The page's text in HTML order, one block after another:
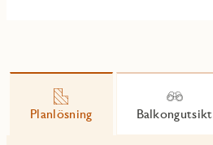
Planlösning Balkongutsikt